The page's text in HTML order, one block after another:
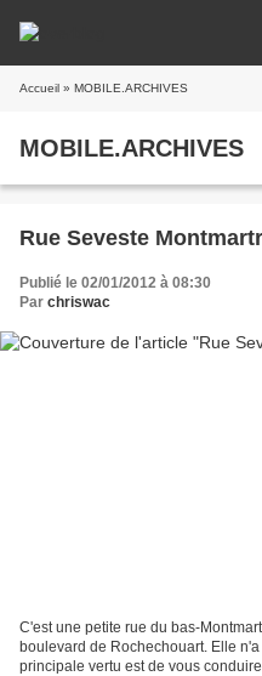
Accueil » MOBILE.ARCHIVES
MOBILE.ARCHIVES
Rue Seveste
Publié le 02/01/2012 à 08:30
Par chriswac
C'est une petite rue du bas-
boulevard de Rochechouart. Elle
principale vertu est de vous